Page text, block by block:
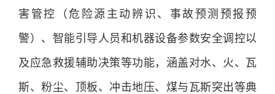
害管控（危险源主动辨识、事故预测预报预
警）、智能引导人员和机器设备参数安全调控以
及应急救援辅助决策等功能，涵盖对水、火、瓦
斯、粉尘、顶板、冲击地压、煤与瓦斯突出等典